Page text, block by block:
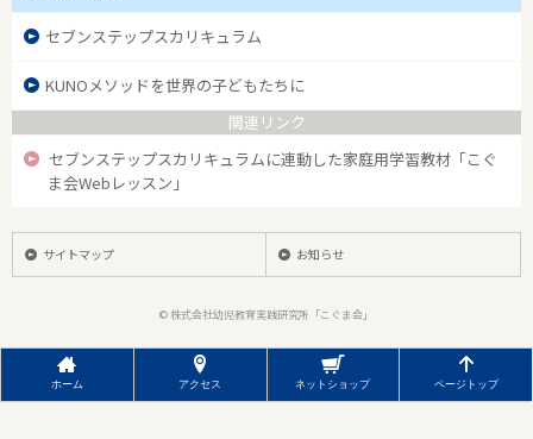
セブンステップスカリキュラム
KUNOメソッドを世界の子どもたちに
関連リンク
セブンステップスカリキュラムに連動した家庭用学習教材「こぐ
ま会Webレッスン」
サイトマップ お知らせ
© 株式会社幼児教育実践研究所「こぐま会」
ホーム アクセス ネットショップ ページトップ